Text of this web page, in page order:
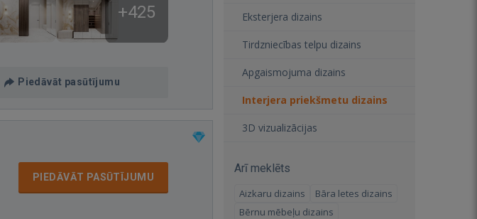
+425
Piedāvāt pasūtījumu
PIEDĀVĀT PASŪTĪJUMU
Eksterjera dizains
Tirdzniecības telpu dizains
Apgaismojuma dizains
Interjera priekšmetu dizains
3D vizualizācijas
Arī meklēts
Aizkaru dizains
Bāra letes dizains
Bērnu mēbeļu dizains